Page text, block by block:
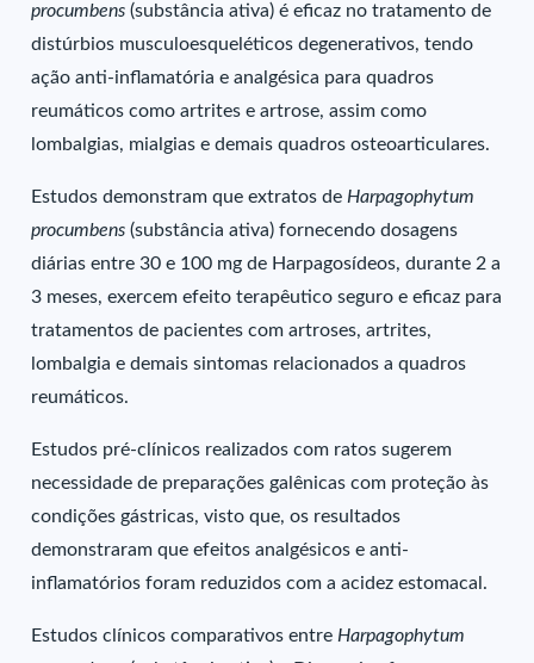
procumbens (substância ativa) é eficaz no tratamento de
distúrbios musculoesqueléticos degenerativos, tendo
ação anti-inflamatória e analgésica para quadros
reumáticos como artrites e artrose, assim como
lombalgias, mialgias e demais quadros osteoarticulares.
Estudos demonstram que extratos de Harpagophytum
procumbens (substância ativa) fornecendo dosagens
diárias entre 30 e 100 mg de Harpagosídeos, durante 2 a
3 meses, exercem efeito terapêutico seguro e eficaz para
tratamentos de pacientes com artroses, artrites,
lombalgia e demais sintomas relacionados a quadros
reumáticos.
Estudos pré-clínicos realizados com ratos sugerem
necessidade de preparações galênicas com proteção às
condições gástricas, visto que, os resultados
demonstraram que efeitos analgésicos e anti-
inflamatórios foram reduzidos com a acidez estomacal.
Estudos clínicos comparativos entre Harpagophytum